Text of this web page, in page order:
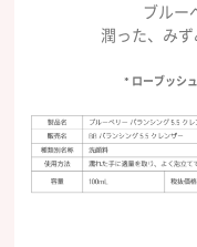
ブルー
潤った、みず
* ローブッシ